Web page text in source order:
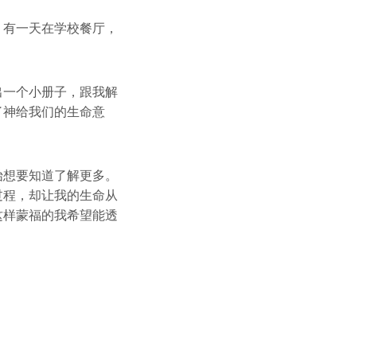
一天在学校餐厅，
个小册子，跟我解
给我们的生命意
要知道了解更多。
，却让我的生命从
蒙福的我希望能透